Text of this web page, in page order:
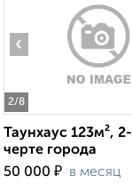
2/8
‹
Таунхаус 123м²,
черте города
50 000 ₽ в месяц